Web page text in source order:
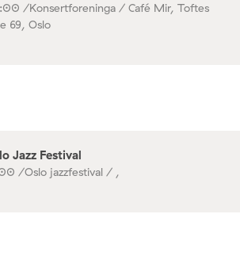
/Konsertforeninga / Café Mir, Toftes
69, Oslo
Jazz Festival
/Oslo jazzfestival / ,